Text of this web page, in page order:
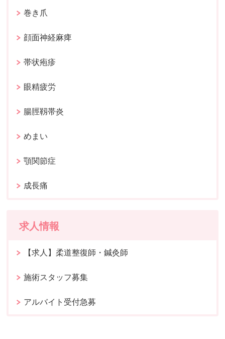
巻き爪
顔面神経麻痺
帯状疱疹
眼精疲労
腸脛靱帯炎
めまい
顎関節症
成長痛
求人情報
【求人】柔道整復師・鍼灸師
施術スタッフ募集
アルバイト受付急募